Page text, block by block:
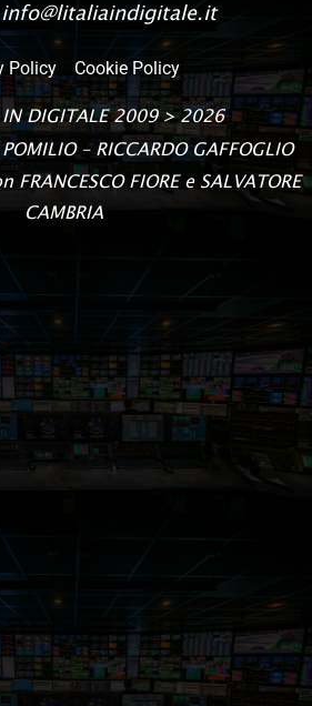
info@litaliaindigitale.it
Policy Cookie Policy
DIGITALE2009 > 2026
– RICCARDO GAFFOGLIO
FIORE e SALVATORE
CAMBRIA